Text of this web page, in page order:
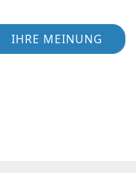
IHRE MEINUNG